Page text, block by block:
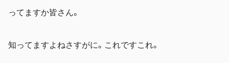
ってますか皆さん。
知ってますよねさすがに。これですこれ。